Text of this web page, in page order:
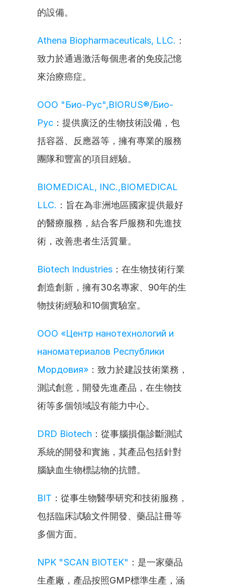
的設備。
Athena Biopharmaceuticals, LLC. ：
致力於通過激活每個患者的免疫記憶
來治療癌症。
ООО "Био-Рус",BIORUS®/Био-
Рус ：提供廣泛的生物技術設備，包
括容器、反應器等，擁有專業的服務
團隊和豐富的項目經驗。
BIOMEDICAL, INC.,BIOMEDICAL
LLC. ：旨在為非洲地區國家提供最好
的醫療服務，結合客戶服務和先進技
術，改善患者生活質量。
Biotech Industries ：在生物技術行業
創造創新，擁有30名專家、90年的生
物技術經驗和10個實驗室。
ООО «Центр нанотехнологий и
наноматериалов Республики
Мордовия» ：致力於建設技術業務，
測試創意，開發先進產品，在生物技
術等多個領域設有能力中心。
DRD Biotech ：從事腦損傷診斷測試
系統的開發和實施，其產品包括針對
腦缺血生物標誌物的抗體。
BIT ：從事生物醫學研究和技術服務，
包括臨床試驗文件開發、藥品註冊等
多個方面。
NPK "SCAN BIOTEK" ：是一家藥品
生產廠，產品按照GMP標準生產，涵